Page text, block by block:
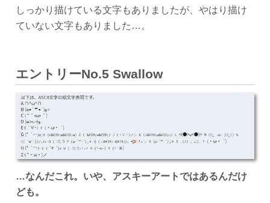
しっかり描けている文字もありましたが、やはり描け
ていない文字もありました…。
エントリーNo.5 Swallow
…なんだこれ。いや、アスキーアートではあるんだけ
ども。